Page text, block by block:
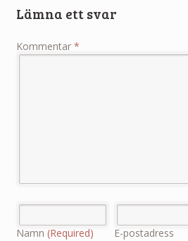
Lämna ett svar
Kommentar *
Namn (Required)
E-postadress